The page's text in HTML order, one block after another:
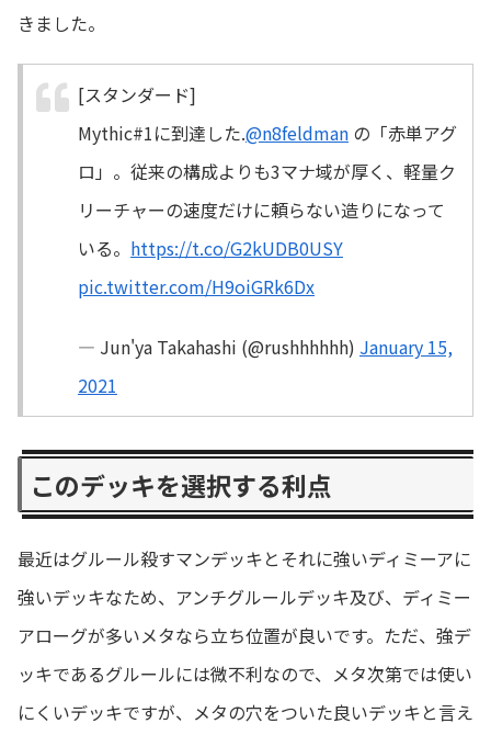
きました。
[スタンダード]
Mythic#1に到達した.@n8feldman の「赤単アグ
ロ」。従来の構成よりも3マナ域が厚く、軽量ク
リーチャーの速度だけに頼らない造りになって
いる。 https://t.co/G2kUDB0USY
pic.twitter.com/H9oiGRk6Dx
— Jun'ya Takahashi (@rushhhhhh) January 15,
2021
このデッキを選択する利点
最近はグルール殺すマンデッキとそれに強いディミーアに
強いデッキなため、アンチグルールデッキ及び、ディミー
アローグが多いメタなら立ち位置が良いです。ただ、強デ
ッキであるグルールには微不利なので、メタ次第では使い
にくいデッキですが、メタの穴をついた良いデッキと言え